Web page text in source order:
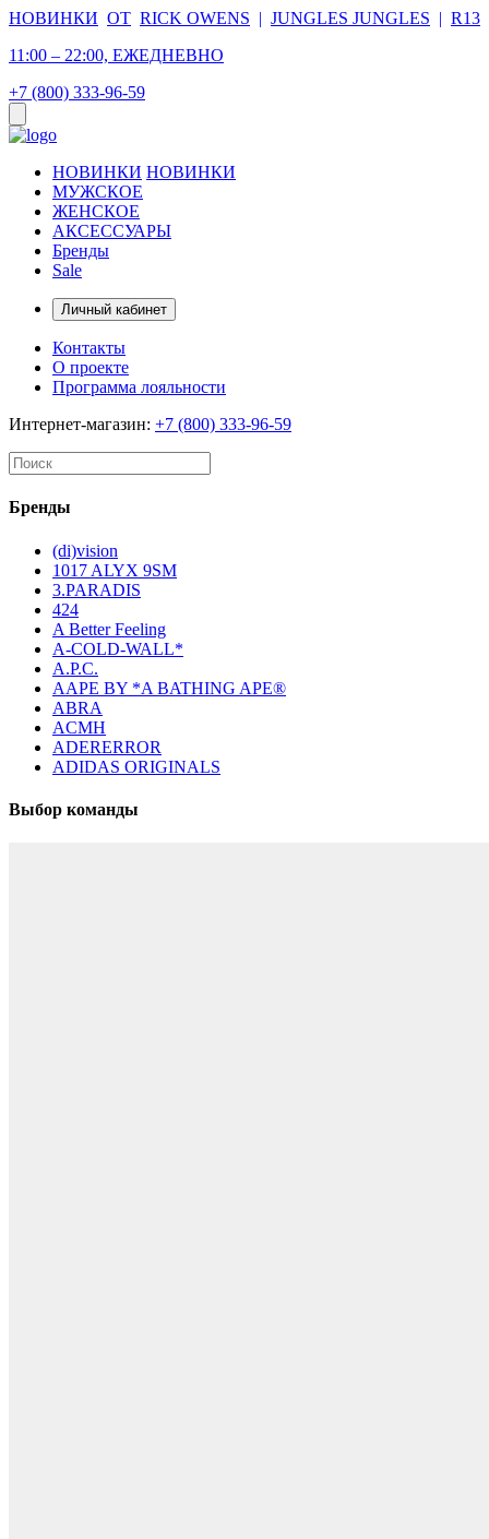
НОВИНКИ ОТ RICK OWENS | JUNGLES JUNGLES | R13
11:00 – 22:00, ЕЖЕДНЕВНО
+7 (800) 333-96-59
НОВИНКИ НОВИНКИ
МУЖСКОЕ
ЖЕНСКОЕ
АКСЕССУАРЫ
Бренды
Sale
Личный кабинет
Контакты
О проекте
Программа лояльности
Интернет-магазин: +7 (800) 333-96-59
Бренды
(di)vision
1017 ALYX 9SM
3.PARADIS
424
A Better Feeling
A-COLD-WALL*
A.P.C.
AAPE BY *A BATHING APE®
ABRA
ACMH
ADERERROR
ADIDAS ORIGINALS
Выбор команды